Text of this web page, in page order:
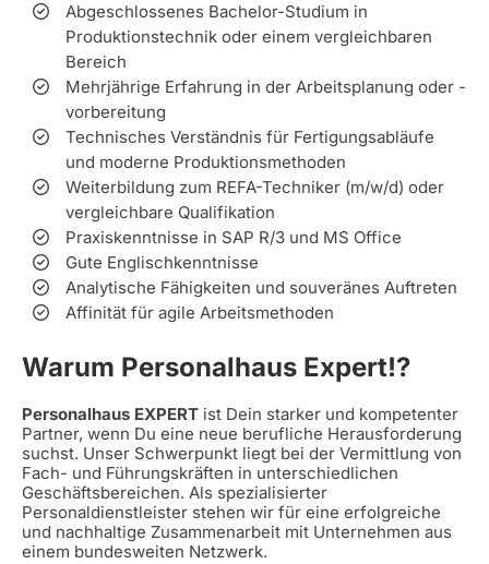
Abgeschlossenes Bachelor-Studium in
Produktionstechnik oder einem vergleichbaren
Bereich
Mehrjährige Erfahrung in der Arbeitsplanung oder -
vorbereitung
Technisches Verständnis für Fertigungsabläufe
und moderne Produktionsmethoden
Weiterbildung zum REFA-Techniker (m/w/d) oder
vergleichbare Qualifikation
Praxiskenntnisse in SAP R/3 und MS Office
Gute Englischkenntnisse
Analytische Fähigkeiten und souveränes Auftreten
Affinität für agile Arbeitsmethoden
Warum Personalhaus Expert!?
Personalhaus EXPERT ist Dein starker und kompetenter
Partner, wenn Du eine neue berufliche Herausforderung
suchst. Unser Schwerpunkt liegt bei der Vermittlung von
Fach- und Führungskräften in unterschiedlichen
Geschäftsbereichen. Als spezialisierter
Personaldienstleister stehen wir für eine erfolgreiche
und nachhaltige Zusammenarbeit mit Unternehmen aus
einem bundesweiten Netzwerk.